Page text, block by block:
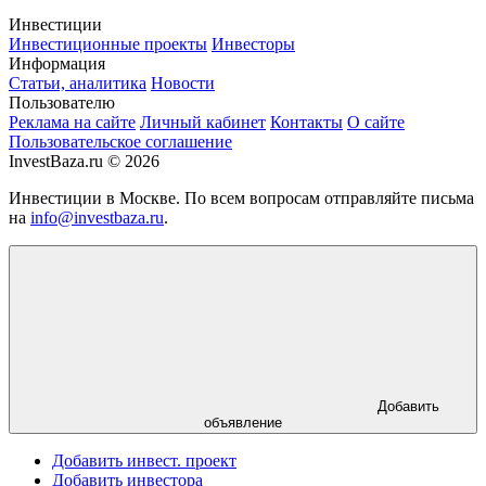
Инвестиции
Инвестиционные проекты Инвесторы
Информация
Статьи, аналитика Новости
Пользователю
Реклама на сайте Личный кабинет Контакты О сайте
Пользовательское соглашение
InvestBaza.ru © 2026
Инвестиции в Москве. По всем вопросам отправляйте письма
на info@investbaza.ru.
Добавить
объявление
Добавить инвест. проект
Добавить инвестора